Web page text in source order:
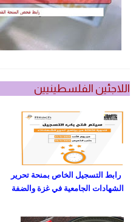
اللاجئين الفلسطينيين
رابط التسجيل الخاص بمنحة تحرير
الشهادات الجامعية في غزة والضفة